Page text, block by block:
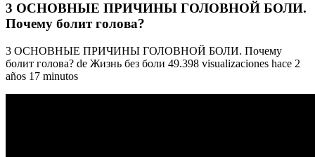
3 ОСНОВНЫЕ ПРИЧИНЫ ГОЛОВНОЙ БОЛИ.
Почему болит голова?
3 ОСНОВНЫЕ ПРИЧИНЫ ГОЛОВНОЙ БОЛИ. Почему
болит голова? de Жизнь без боли 49.398 visualizaciones hace 2
años 17 minutos